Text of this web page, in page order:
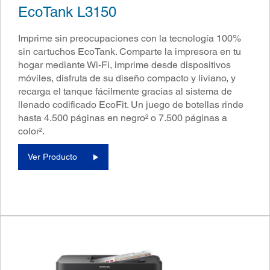
EcoTank L3150
Imprime sin preocupaciones con la tecnología 100%
sin cartuchos EcoTank. Comparte la impresora en tu
hogar mediante Wi-Fi, imprime desde dispositivos
móviles, disfruta de su diseño compacto y liviano, y
recarga el tanque fácilmente gracias al sistema de
llenado codificado EcoFit. Un juego de botellas rinde
hasta 4.500 páginas en negro² o 7.500 páginas a
color².
Ver Producto